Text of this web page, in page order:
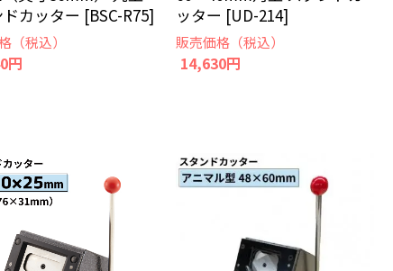
カッター [BSC-R75]
（税込）
円
ッター [UD-214]
販売価格（税込）
14,630円